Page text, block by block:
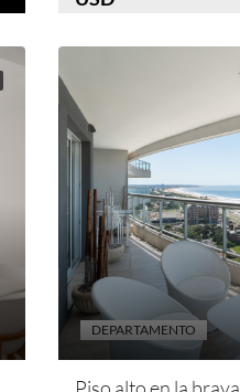
Piso alto en la brava
DEPARTAMENTO